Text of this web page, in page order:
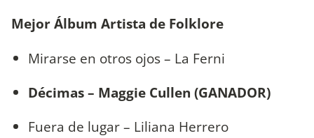
Mejor Álbum Artista de Folklore
Mirarse en otros ojos – La Ferni
Décimas – Maggie Cullen (GANADOR)
Fuera de lugar – Liliana Herrero